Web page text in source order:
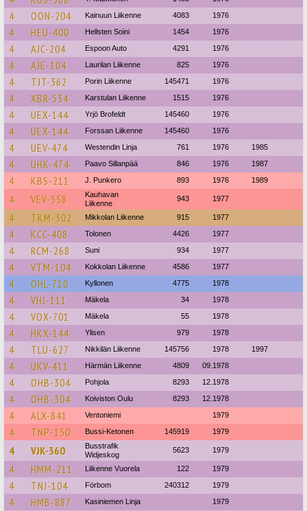
4 OON-204 Kainuun Liikenne 4083 1976
4 HEU-400 Hellsten Soini 1454 1976
4 AJC-204 Espoon Auto 4291 1976
4 AJE-104 Laurilan Liikenne 825 1976
4 TJT-362 Porin Liikenne 145471 1976
4 XBR-534 Karstulan Liikenne 1515 1976
4 UEX-144 Yrjö Brofeldt 145460 1976
4 UEX-144 Forssan Liikenne 145460 1976
4 UEV-474 Westendin Linja 761 1976 1985
4 UHK-474 Paavo Sillanpää 846 1976 1987
4 KBS-211 J. Punkero 893 1976 1989
4 VEV-558
Kauhavan
Liikenne
943 1977
4 TKM-302 Mikkolan Liikenne 915 1977
4 KCC-408 Tolonen 4426 1977
4 RCM-268 Suni 934 1977
4 VTM-104 Kokkolan Liikenne 4586 1977
4 OHL-710 Kyllonen 4775 1978
4 VHJ-111 Mäkela 34 1978
4 VOX-701 Mäkela 55 1978
4 HKX-144 Ylisen 979 1978
4 TLU-627 Nikkilän Liikenne 145756 1978 1997
4 UKV-411 Härmän Liikenne 4809 09.1978
4 OHB-304 Pohjola 8293 12.1978
4 OHB-304 Koiviston Oulu 8293 12.1978
4 ALX-841 Ventoniemi 1979
4 TNP-150 Bussi-Ketonen 145919 1979
4 VJK-360
Busstrafik
Widjeskog
5623 1979
4 HMM-211 Liikenne Vuorela 122 1979
4 TNJ-104 Förbom 240312 1979
4 HMB-887 Kasiniemen Linja 1979